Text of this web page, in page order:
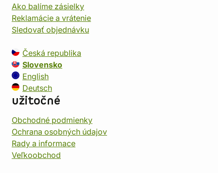
Ako balíme zásielky
Reklamácie a vrátenie
Sledovať objednávku
Česká republika
Slovensko
English
Deutsch
užitočné
Obchodné podmienky
Ochrana osobných údajov
Rady a informace
Veľkoobchod